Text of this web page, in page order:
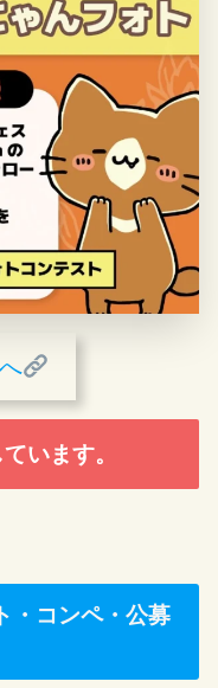
います。
・コンペ・公募